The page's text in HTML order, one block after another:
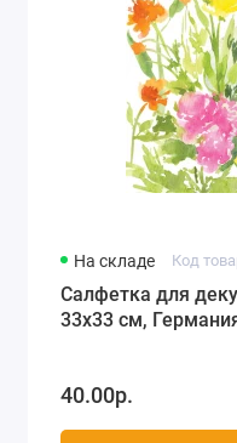
На складе Код
Салфетка для
33х33 см,
40.00р.